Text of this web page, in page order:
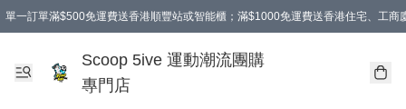
單一訂單滿$500免運費送香港順豐站或智能櫃；滿$1000免運費送香港住宅、工商
Scoop 5ive 運動潮流團購
專門店